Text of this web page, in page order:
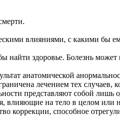
влияниями, с какими бы
найти здоровье. Болезнь
анатомической
лечением тех случаев,
представляют собой
влияющие на тело в целом
коррекции, способное